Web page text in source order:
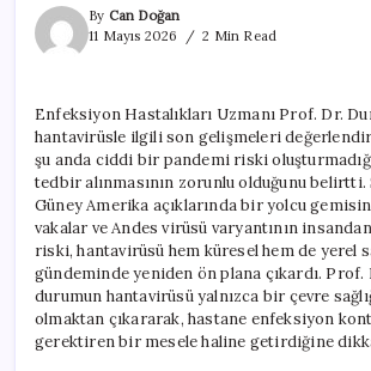
By Can Doğan
11 Mayıs 2026
2 Min Read
Enfeksiyon Hastalıkları Uzmanı Prof. Dr.
hantavirüsle ilgili son gelişmeleri
şu anda ciddi bir pandemi riski
tedbir alınmasının zorunlu olduğunu
Güney Amerika açıklarında bir yolcu
vakalar ve Andes virüsü varyantının
riski, hantavirüsü hem küresel hem de yerel
gündeminde yeniden ön plana çıkardı. Prof.
durumun hantavirüsü yalnızca bir çevre
olmaktan çıkararak, hastane enfeksiyon
gerektiren bir mesele haline getirdiğine